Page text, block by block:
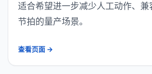
适合希望进一步减少人工动作、兼
节拍的量产场景。
查看页面 →